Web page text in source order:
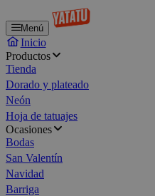
Menú
Inicio
Productos
Tienda
Dorado y plateado
Neón
Hoja de tatuajes
Ocasiones
Bodas
San Valentín
Navidad
Barriga